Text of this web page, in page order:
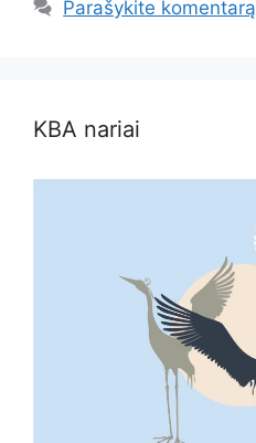
Parašykite komentarą
KBA nariai